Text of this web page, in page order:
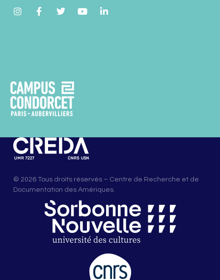
© 2026 Tous droits réservés – Centre de Recherche et de
Documentation des Amériques.